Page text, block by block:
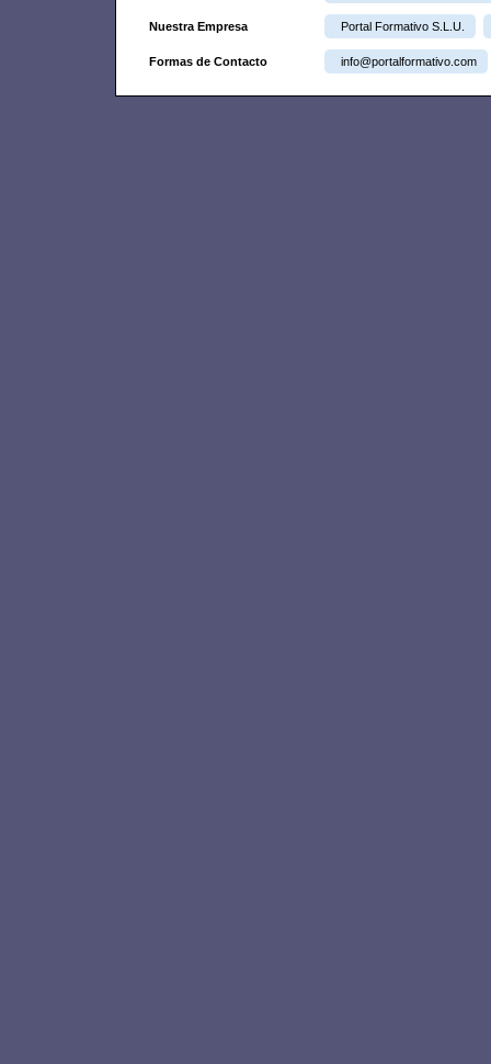
Nuestra Empresa Portal Formativo S.L.U.
Formas de Contacto info@portalformativo.com